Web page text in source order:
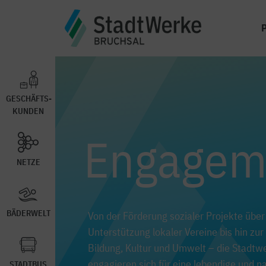
GESCHÄFTS-
KUNDEN
NETZE
BÄDERWELT
Von der Förderung sozialer Projekte
Unterstützung lokaler Vereine bis hin
Bildung, Kultur und Umwelt – die